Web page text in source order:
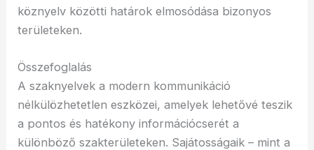
köznyelv közötti határok elmosódása bizonyos
területeken.
Összefoglalás
A szaknyelvek a modern kommunikáció
nélkülözhetetlen eszközei, amelyek lehetővé teszik
a pontos és hatékony információcserét a
különböző szakterületeken. Sajátosságaik – mint a